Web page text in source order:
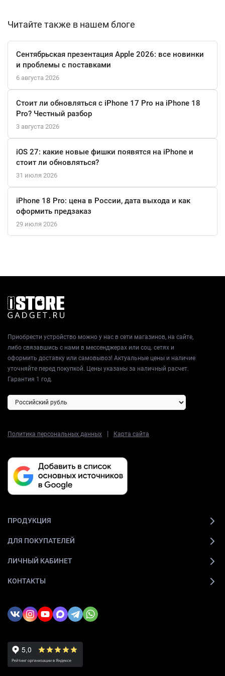
аккумулятор с поддержкой MagSafe и беспроводной зарядки
позволит вам наслаждаться устройством до 27 часов
воспроизведения видео. Поддержка различных технологий
идеальным спутником в любых путешествиях.
iPhone 16 Pro также поддерживает функции Apple Pay и Siri, а
от воды на глубине до 6 метров на 30 минут, вы можете не
Читайте также в нашем блоге
Сентябрьская презентация Apple 2026: все новинки
и проблемы с поставками
6 августа 2026
Стоит ли обновляться с iPhone 17 Pro на iPhone 18
Pro? Честный разбор
3 августа 2026
iOS 27: какие новые фишки появятся на iPhone и
стоит ли обновляться?
31 июля 2026
iPhone 18 Pro: цена в России, дата выхода и как
оформить предзаказ
29 июля 2026
Приобрести устройство можно у нас в сети магазинов, на сайте,
либо связавшись с нами в мессенджерах или соц. сетях и
оформить доставку или самовывоз! Актуальные цены и наличие
уточняйте перед покупкой. Цены указаны за наличный расчет.
Гарантия 1 год.
Политика персональных данных | Карта сайта
ПРОДУКЦИЯ
ДЛЯ ПОКУПАТЕЛЕЙ
ЛИЧНЫЙ КАБИНЕТ
КОНТАКТЫ